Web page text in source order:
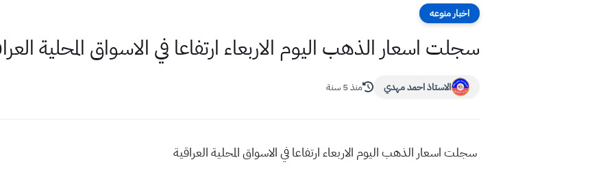
اخبار منوعه
سجلت اسعار الذهب اليوم الاربعاء ارتفاعا في الاسواق المحلية
الاستاذ احمد مهدي منذ 5 سنة
سجلت اسعار الذهب اليوم الاربعاء ارتفاعا في الاسواق المحلية العراقية